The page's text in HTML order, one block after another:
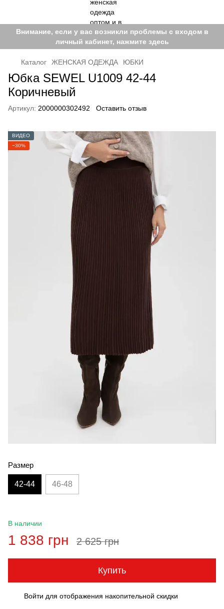
Внимание, если у вас возникли проблемы с входом в
личный кабинет, нажмите здесь
Каталог ЖЕНСКАЯ ОДЕЖДА ЮБКИ
Юбка SEWEL U1009 42-44
Коричневый
Артикул: 2000000302492 Оставить отзыв
ВИДЕО
−30%
Размер
42-44 46-48
В наличии
1 838 грн 2 625 грн
Купить
Войти для отображения накопительной скидки